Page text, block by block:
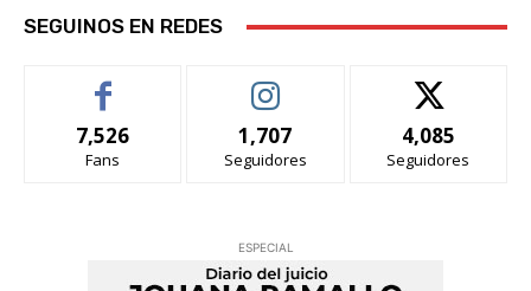
SEGUINOS EN REDES
7,526
Fans
1,707
Seguidores
4,085
Seguidores
ESPECIAL